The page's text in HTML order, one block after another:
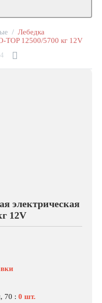
/ Лебедка
TOP 12500/5700 кг 12V
электрическая
12V
70 : 0 шт.